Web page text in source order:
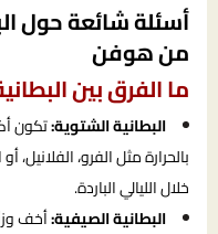
أسئلة شائعة حول
من هوفن
ما الفرق بين
البطانية الشتوية:تكون
بالحرارة مثل الفرو،
خلال الليالي الباردة.
البطانية الصيفية:أخف